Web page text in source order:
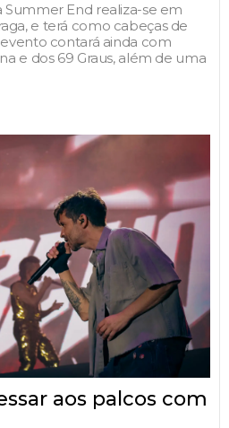
Summer End realiza-se em
e terá como cabeças de
contará ainda com
e dos 69 Graus, além de uma
aos palcos com